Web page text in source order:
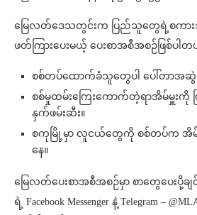
မြေလတ်ဒေသတွင်းက ပြည်သူတွေရဲ့စကာ
ဖတ်ကြားပေးမယ့် ပေးစာအစီအစဉ်ဖြစ်ပါတ
စစ်တပ်ထောက်ခံသူတွေပါ ပေါ်တာအဆွဲ
စစ်မှုထမ်းကြေးကောက်တဲ့ရာအိမ်မှူးကို
နှက်ဖမ်းဆီး။
စကုမြို့မှာ လူငယ်တွေကို စစ်တပ်က အိမ်
နေ။
မြေလတ်ပေးစာအစီအစဉ်မှာ စာတွေပေးပို့
ရဲ့ Facebook Messenger နဲ့ Telegram –